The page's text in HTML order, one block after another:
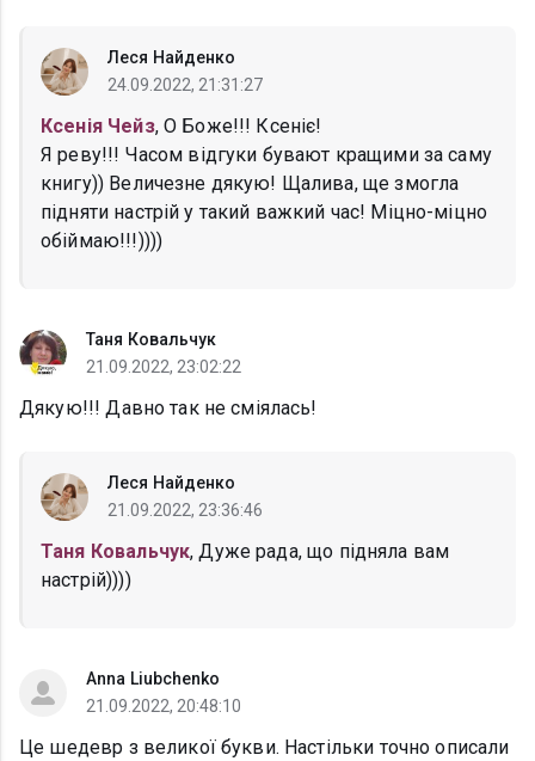
Леся Найденко
24.09.2022, 21:31:27
Ксенія Чейз, О Боже!!! Ксеніє!
Я реву!!! Часом відгуки бувают кращими за саму
книгу)) Величезне дякую! Щалива, ще змогла
підняти настрій у такий важкий час! Міцно-міцно
обіймаю!!!))))
Таня Ковальчук
21.09.2022, 23:02:22
Дякую!!! Давно так не сміялась!
Леся Найденко
21.09.2022, 23:36:46
Таня Ковальчук, Дуже рада, що підняла вам
настрій))))
Anna Liubchenko
21.09.2022, 20:48:10
Це шедевр з великої букви. Настільки точно описали